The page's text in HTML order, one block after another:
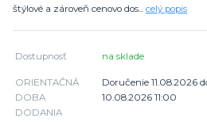
štýlové a zároveň cenovo dos... celý popis
Dostupnosť na sklade
ORIENTAČNÁ
DOBA
DODANIA
Doručenie 11.08.2026
10.08.2026 11:00